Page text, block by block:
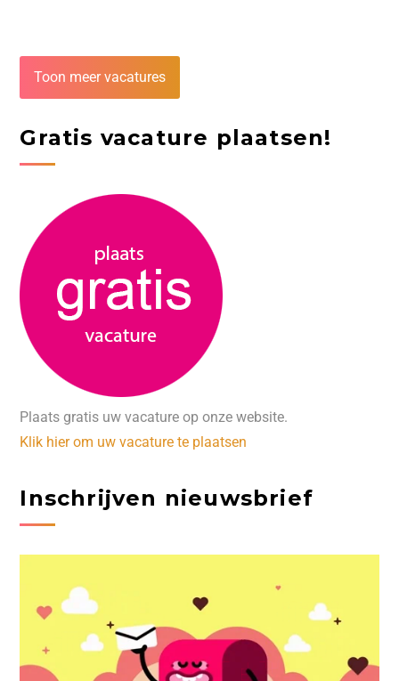
Toon meer vacatures
Gratis vacature plaatsen!
Plaats gratis uw vacature op onze website.
Klik hier om uw vacature te plaatsen
Inschrijven nieuwsbrief